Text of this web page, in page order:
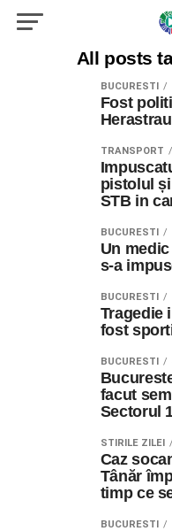
All posts
BUCURESTI
Fost
Herastrau
TRANSPORT
pistolul
STB in
BUCURESTI
Un
s-a
BUCURESTI
Tragedie
fost
BUCURESTI
facut
Sectorul
STIRILE ZILEI
Caz
Tânăr
timp ce
BUCURESTI